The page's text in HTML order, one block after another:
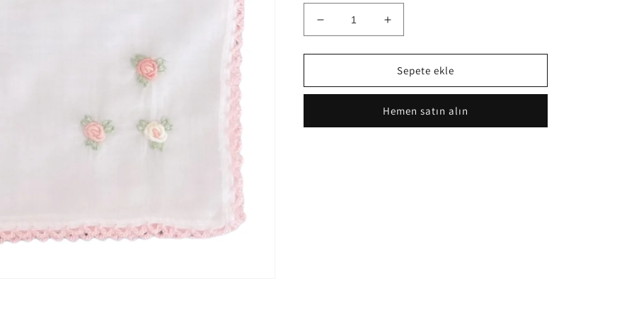
Bebek
Ağız
mendili
adedi
Bebek
Ağız
mendili
için
adedi
Sepete ekle
Hemen satın alın